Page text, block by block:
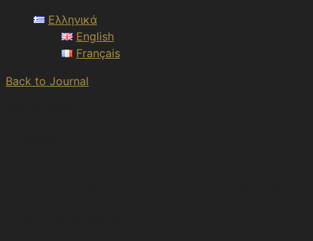
Ελληνικά
English
Français
Back to Journal